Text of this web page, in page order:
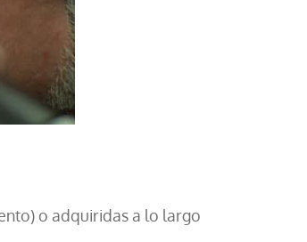
o adquiridas a lo largo